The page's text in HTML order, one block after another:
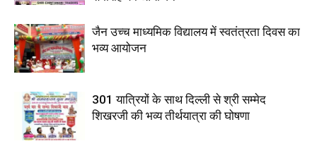
जैन उच्च माध्यमिक विद्यालय में स्वतंत्रता दिवस का
भव्य आयोजन
301 यात्रियों के साथ दिल्ली से श्री सम्मेद
शिखरजी की भव्य तीर्थयात्रा की घोषणा